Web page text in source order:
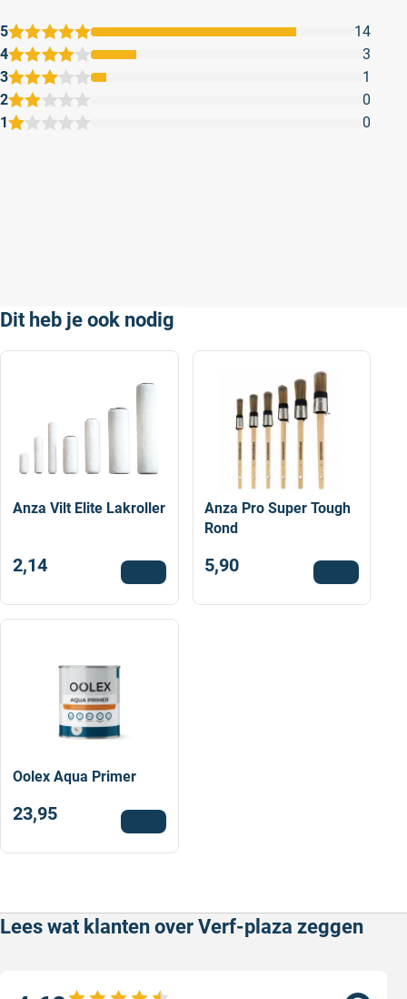
1 0
2 0
3 1
4 3
5 14
Dit heb je ook nodig
Anza Vilt Elite Lakroller
2,14
Anza Pro Super Tough
Rond
5,90
Oolex Aqua Primer
23,95
Lees wat klanten over Verf-plaza zeggen